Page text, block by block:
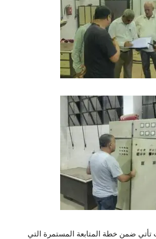
تأتي ضمن خطة المتابعة المستمرة التي